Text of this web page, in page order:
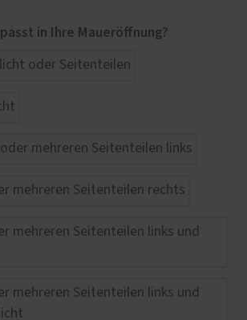
in Ihre Maueröffnung?